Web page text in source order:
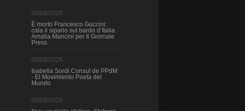
06/08/2026
È morto Francesco Guccini:
cala il sipario sul bardo d’Italia.
Amalia Mancini per Il Giornale
Press
06/08/2026
Isabella Sordi Consul de PPdM
- El Movimiento Poeta del
Mundo
06/08/2026